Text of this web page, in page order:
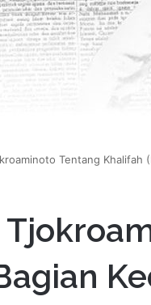
Tentang Khalifah